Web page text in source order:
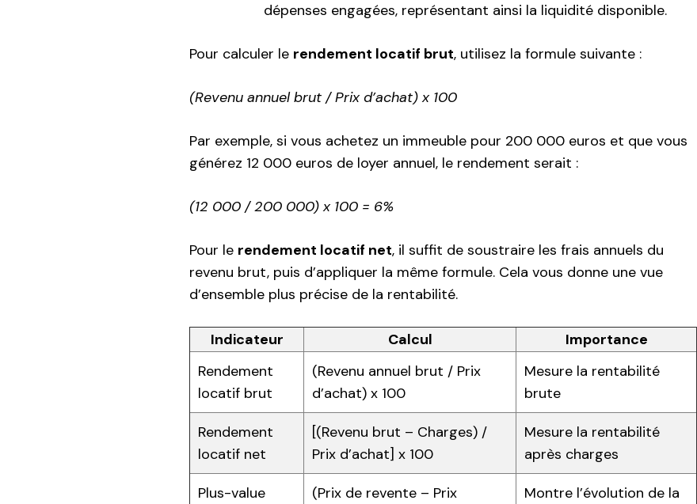
dépenses engagées, représentant ainsi la liquidité disponible.
Pour calculer le rendement locatif brut, utilisez la formule suivante :
(Revenu annuel brut / Prix d’achat) x 100
Par exemple, si vous achetez un immeuble pour 200 000 euros et que vous
générez 12 000 euros de loyer annuel, le rendement serait :
(12 000 / 200 000) x 100 = 6%
Pour le rendement locatif net, il suffit de soustraire les frais annuels du
revenu brut, puis d’appliquer la même formule. Cela vous donne une vue
d’ensemble plus précise de la rentabilité.
Indicateur Calcul
Importance
Rendement
locatif brut
(Revenu annuel brut / Prix
d’achat) x 100
Mesure la rentabilité
brute
Rendement
locatif net
[(Revenu brut – Charges) /
Prix d’achat] x 100
Mesure la rentabilité
après charges
Plus-value
(Prix de revente – Prix
Montre l’évolution de la